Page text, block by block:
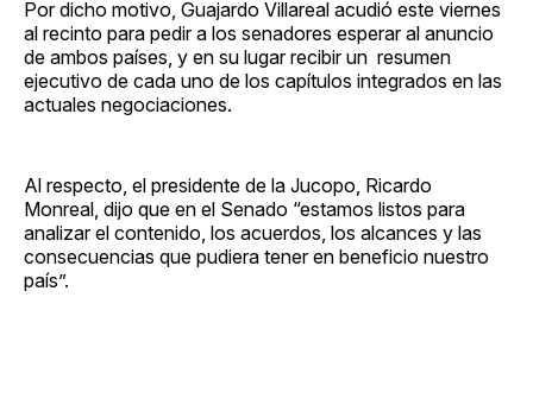
Por dicho motivo, Guajardo Villareal acudió este viernes
al recinto para pedir a los senadores esperar al anuncio
de ambos países, y en su lugar recibir un resumen
ejecutivo de cada uno de los capítulos integrados en las
actuales negociaciones.
Al respecto, el presidente de la Jucopo, Ricardo
Monreal, dijo que en el Senado “estamos listos para
analizar el contenido, los acuerdos, los alcances y las
consecuencias que pudiera tener en beneficio nuestro
país”.